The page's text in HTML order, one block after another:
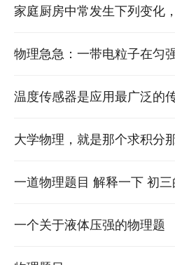
家庭厨房中常发生下列变化
是（ ）A．食物腐败B．
D．菜刀生
物理急急：一带电粒子在匀
强度的方向运动，现将该磁
原来的2倍，
温度传感器是应用最广泛的
度的高低转变成电信号，通
理性质随温
大学物理，就是那个求积分
微积分的进来就可以解答我
一道物理题目 解释一下 初三
一个关于液体压强的物理题